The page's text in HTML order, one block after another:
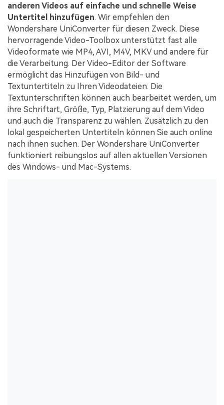
anderen Videos auf einfache und schnelle Weise
Untertitel hinzufügen. Wir empfehlen den
Wondershare UniConverter für diesen Zweck. Diese
hervorragende Video-Toolbox unterstützt fast alle
Videoformate wie MP4, AVI, M4V, MKV und andere für
die Verarbeitung. Der Video-Editor der Software
ermöglicht das Hinzufügen von Bild- und
Textuntertiteln zu Ihren Videodateien. Die
Textunterschriften können auch bearbeitet werden, um
ihre Schriftart, Größe, Typ, Platzierung auf dem Video
und auch die Transparenz zu wählen. Zusätzlich zu den
lokal gespeicherten Untertiteln können Sie auch online
nach ihnen suchen. Der Wondershare UniConverter
funktioniert reibungslos auf allen aktuellen Versionen
des Windows- und Mac-Systems.